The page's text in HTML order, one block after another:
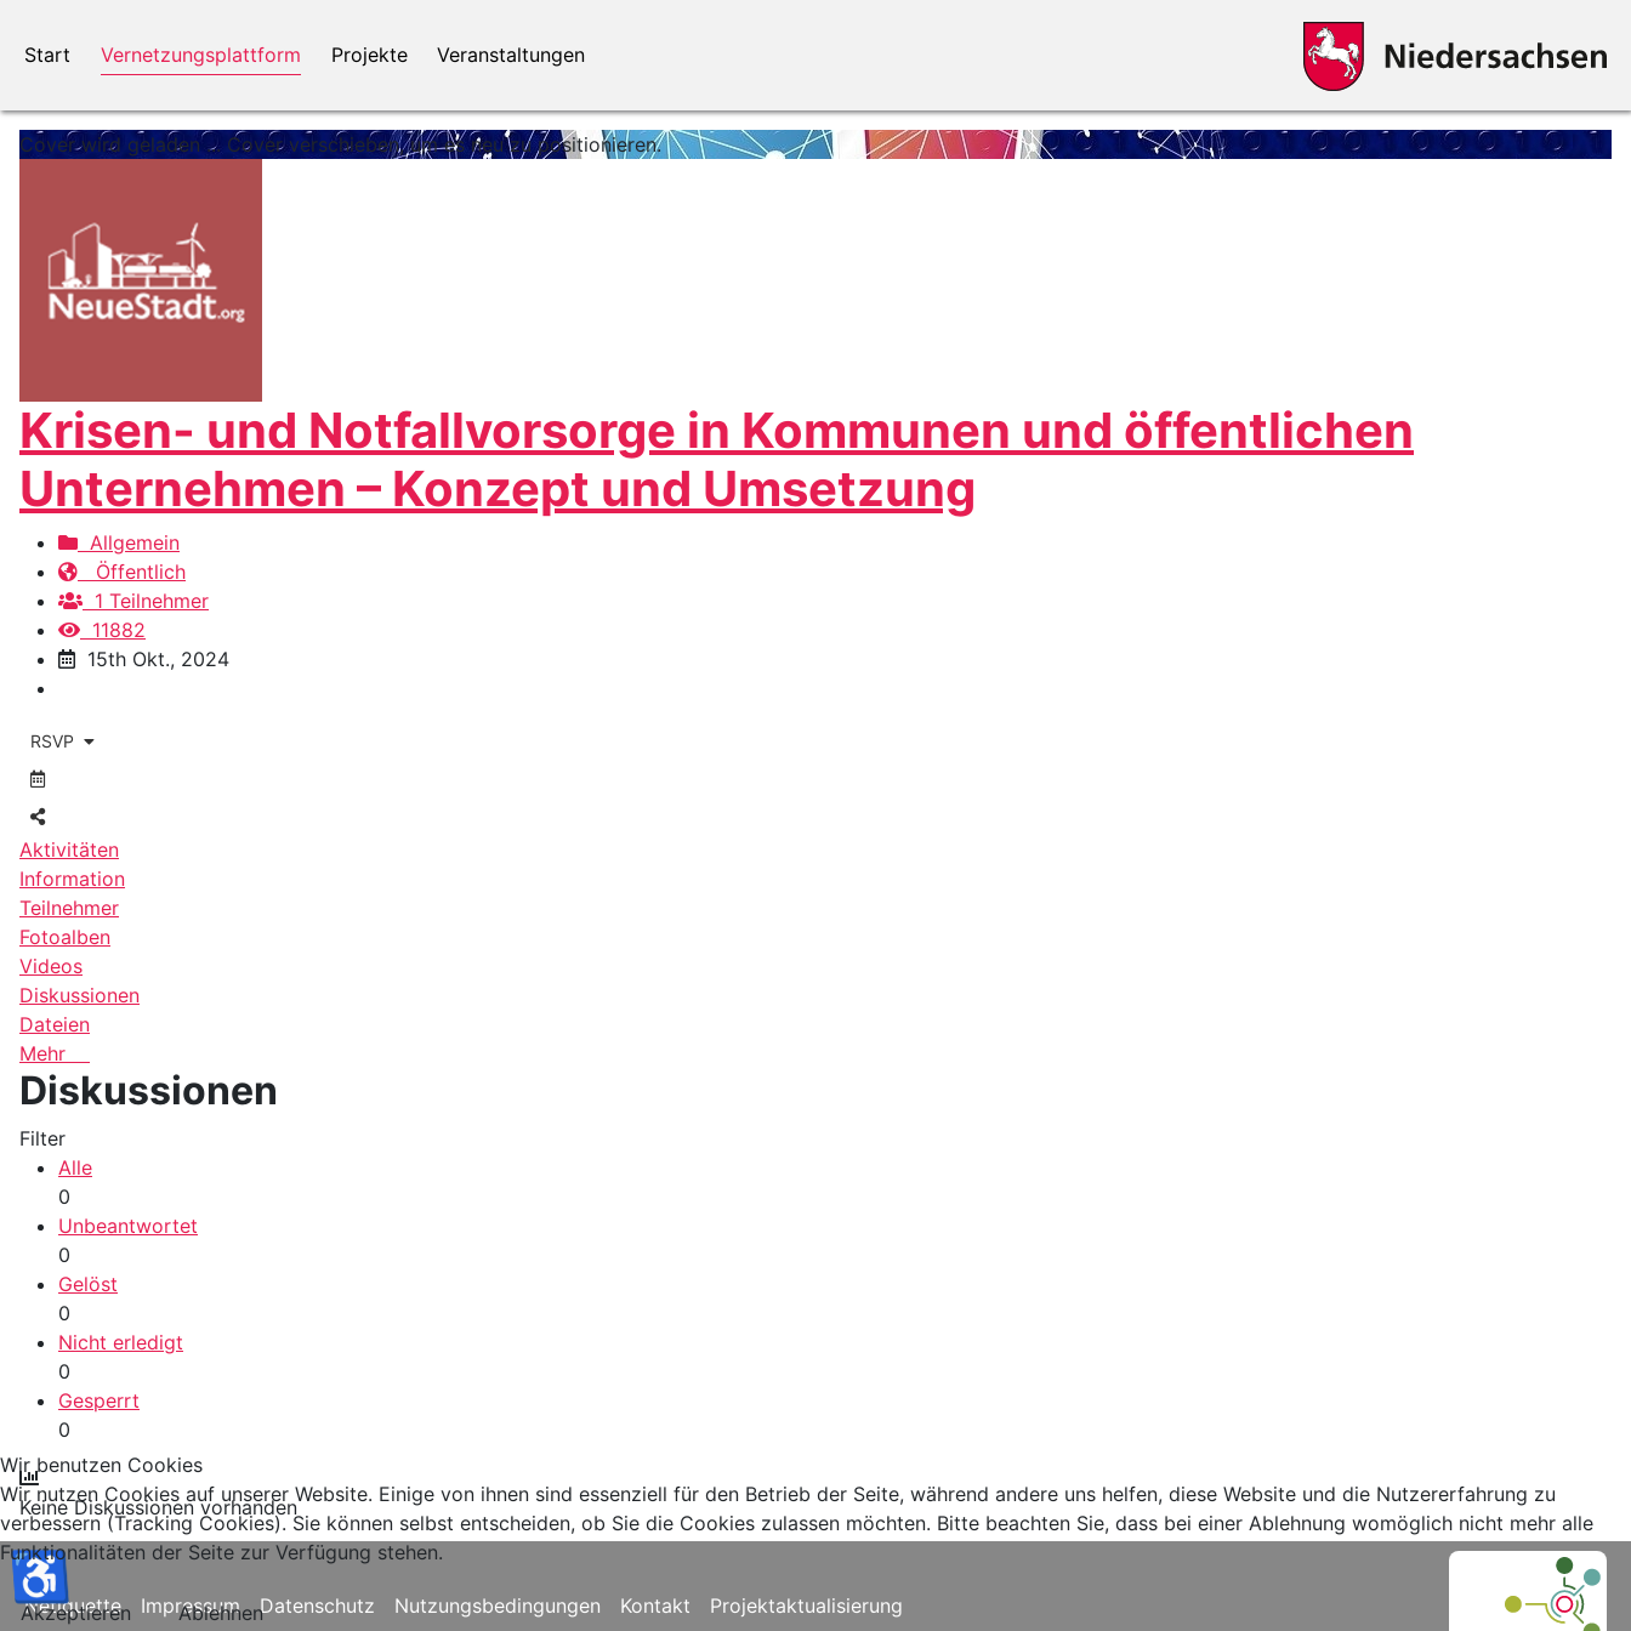
Start Vernetzungsplattform Projekte Veranstaltungen
Cover wird geladen ... Cover verschieben, um es neu zu positionieren.
Krisen- und Notfallvorsorge in Kommunen und öffentlichen
Unternehmen – Konzept und Umsetzung
Allgemein
Öffentlich
1 Teilnehmer
11882
15th Okt., 2024
RSVP
Aktivitäten
Information
Teilnehmer
Fotoalben
Videos
Diskussionen
Dateien
Mehr
Diskussionen
Filter
Alle
0
Unbeantwortet
0
Gelöst
0
Nicht erledigt
0
Gesperrt
0
Keine Diskussionen vorhanden
Netiquette Impressum Datenschutz Nutzungsbedingungen Kontakt Projektaktualisierung
Wir benutzen Cookies
Wir nutzen Cookies auf unserer Website. Einige von ihnen sind essenziell für den Betrieb der Seite, während andere uns helfen, diese Website und die Nutzererfahrung zu
verbessern (Tracking Cookies). Sie können selbst entscheiden, ob Sie die Cookies zulassen möchten. Bitte beachten Sie, dass bei einer Ablehnung womöglich nicht mehr alle
Funktionalitäten der Seite zur Verfügung stehen.
Akzeptieren Ablehnen